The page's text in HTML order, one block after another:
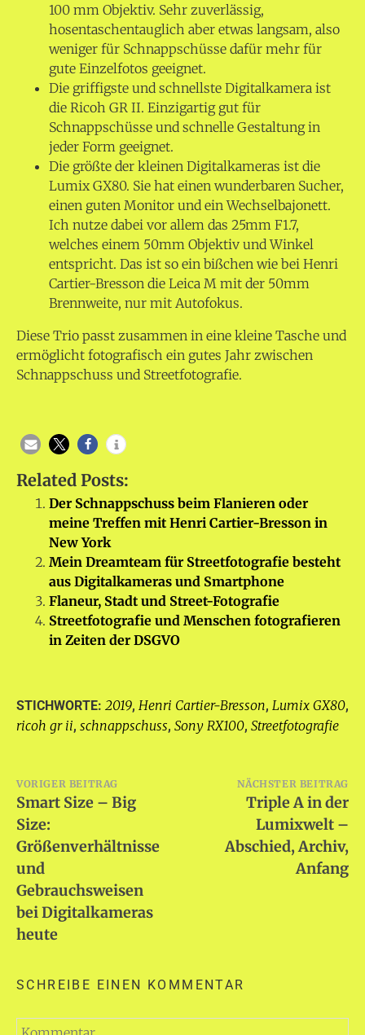
100 mm Objektiv. Sehr zuverlässig,
hosentaschentauglich aber etwas langsam, also
weniger für Schnappschüsse dafür mehr für
gute Einzelfotos geeignet.
Die griffigste und schnellste Digitalkamera ist
die Ricoh GR II. Einzigartig gut für
Schnappschüsse und schnelle Gestaltung in
jeder Form geeignet.
Die größte der kleinen Digitalkameras ist die
Lumix GX80. Sie hat einen wunderbaren Sucher,
einen guten Monitor und ein Wechselbajonett.
Ich nutze dabei vor allem das 25mm F1.7,
welches einem 50mm Objektiv und Winkel
entspricht. Das ist so ein bißchen wie bei Henri
Cartier-Bresson die Leica M mit der 50mm
Brennweite, nur mit Autofokus.
Diese Trio passt zusammen in eine kleine Tasche und
ermöglicht fotografisch ein gutes Jahr zwischen
Schnappschuss und Streetfotografie.
Related Posts:
Der Schnappschuss beim Flanieren oder
meine Treffen mit Henri Cartier-Bresson in
New York
Mein Dreamteam für Streetfotografie besteht
aus Digitalkameras und Smartphone
Flaneur, Stadt und Street-Fotografie
Streetfotografie und Menschen fotografieren
in Zeiten der DSGVO
STICHWORTE: 2019, Henri Cartier-Bresson, Lumix GX80,
ricoh gr ii, schnappschuss, Sony RX100, Streetfotografie
Beitragsnavigation
VORIGER BEITRAG
Smart Size – Big
Size:
Größenverhältnisse
und
Gebrauchsweisen
bei Digitalkameras
heute
NÄCHSTER BEITRAG
Triple A in der
Lumixwelt –
Abschied, Archiv,
Anfang
SCHREIBE EINEN KOMMENTAR